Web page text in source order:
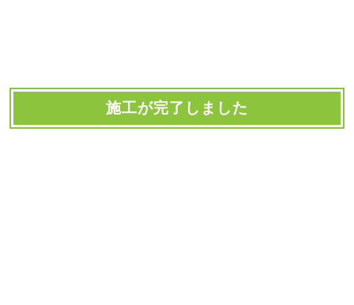
施工が完了しました